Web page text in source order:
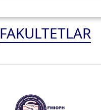
FAKULTETLAR